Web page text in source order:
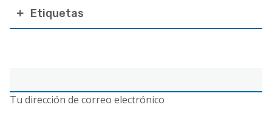
electrónico
Tu dirección de correo electrónico
Etiquetas